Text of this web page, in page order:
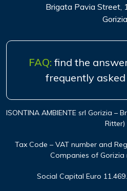
Brigata Pavia Street,
Gorizia
FAQ: find the
frequently
ISONTINA AMBIENTE srl Gorizia –
Ritter)
Tax Code – VAT number and
Companies of Gorizia
Social Capital Euro